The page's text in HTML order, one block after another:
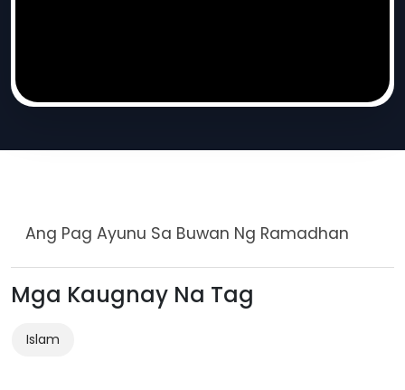
Ang Pag Ayunu Sa Buwan Ng Ramadhan
Mga Kaugnay Na Tag
Islam